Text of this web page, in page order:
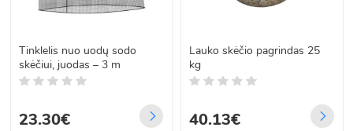
Tinklelis nuo uodų sodo
skėčiui, juodas – 3 m
23.30€
Lauko skėčio pagrindas 25
kg
40.13€